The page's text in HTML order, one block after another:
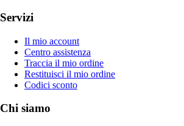
Servizi
Il mio account
Centro assistenza
Traccia il mio ordine
Restituisci il mio ordine
Codici sconto
Chi siamo